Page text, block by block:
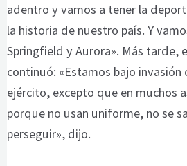
adentro y vamos a tener la
la historia de nuestro país. Y
Springfield y Aurora». Más tarde,
continuó: «Estamos bajo invasión
ejército, excepto que en muchos
porque no usan uniforme, no se
perseguir», dijo.